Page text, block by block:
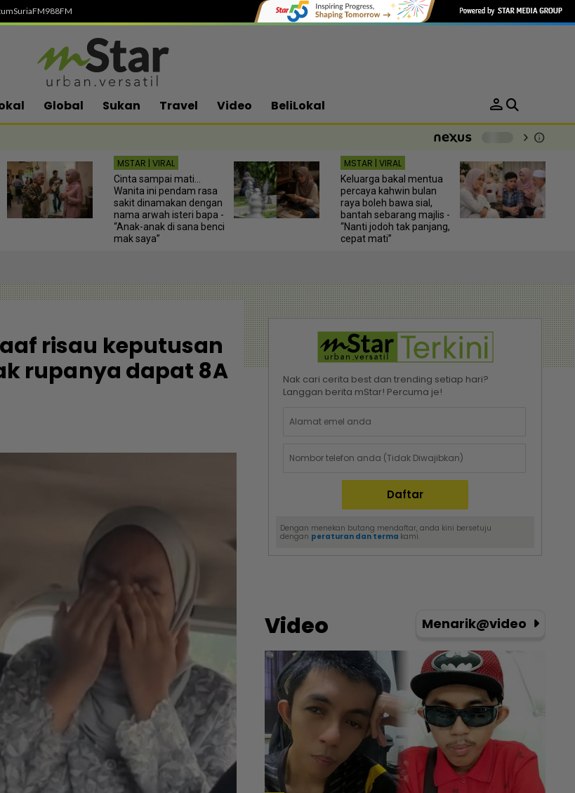
SuriaFM988FM
Global Sukan Travel Video BeliLokal person
chevron_right info
MSTAR | VIRAL
Cinta sampai mati...
Wanita ini pendam rasa
sakit dinamakan dengan
nama arwah isteri bapa -
“Anak-anak di sana benci
mak saya”
MSTAR | VIRAL
Keluarga bakal mentua
percaya kahwin bulan
raya boleh bawa sial,
bantah sebarang majlis -
“Nanti jodoh tak panjang,
cepat mati”
risau keputusan
rupanya dapat 8A
Nak cari cerita best dan trending setiap hari?
Langgan berita mStar! Percuma je!
Dengan menekan butang mendaftar, anda kini bersetuju
dengan peraturan dan terma kami.
Video Menarik@video